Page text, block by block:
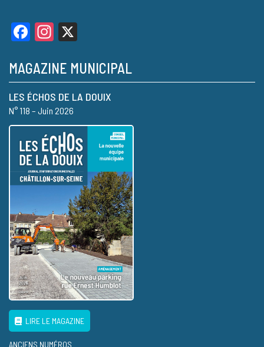
FacebookInstagram
MAGAZINE MUNICIPAL
LES ÉCHOS DE LA DOUIX
N° 118 – Juin 2026
LIRE LE MAGAZINE
ANCIENS NUMÉROS